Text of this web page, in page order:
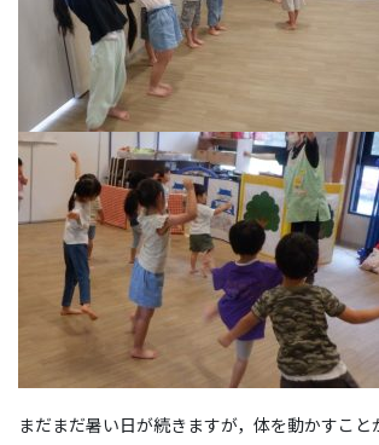
まだまだ暑い日が続きますが，体を動かすこと